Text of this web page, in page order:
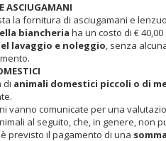
ASCIUGAMANI
la fornitura di asciugamani e
biancheria ha un costo di €
lavaggio e noleggio, senza
di animali domestici piccoli o di
vanno comunicate per una
al seguito, che, in genere, non
previsto il pagamento di una